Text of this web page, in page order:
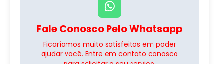
Fale Conosco Pelo Whatsapp
Ficaríamos muito satisfeitos em poder
ajudar você. Entre em contato conosco